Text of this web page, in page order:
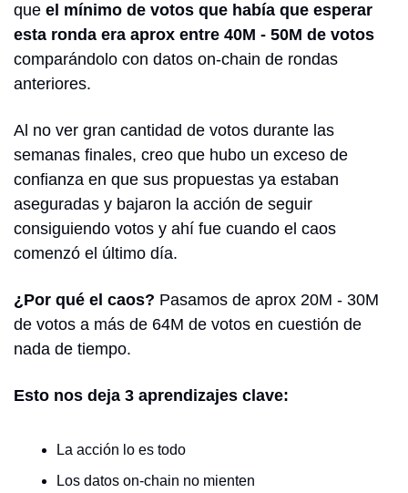
que el mínimo de votos que había que esperar
esta ronda era aprox entre 40M - 50M de votos
comparándolo con datos on-chain de rondas
anteriores.
Al no ver gran cantidad de votos durante las
semanas finales, creo que hubo un exceso de
confianza en que sus propuestas ya estaban
aseguradas y bajaron la acción de seguir
consiguiendo votos y ahí fue cuando el caos
comenzó el último día.
¿Por qué el caos? Pasamos de aprox 20M - 30M
de votos a más de 64M de votos en cuestión de
nada de tiempo.
Esto nos deja 3 aprendizajes clave:
La acción lo es todo
Los datos on-chain no mienten